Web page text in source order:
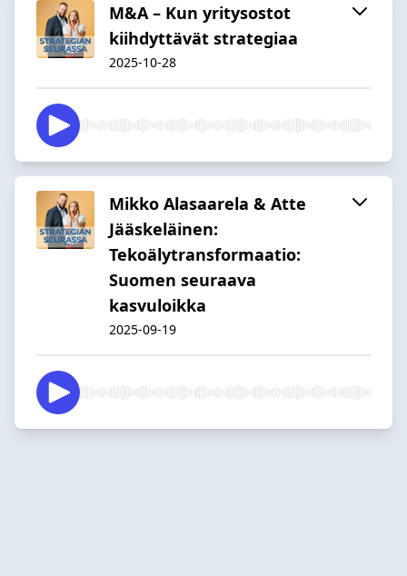
M&A – Kun yritysostot
kiihdyttävät strategiaa
2025-10-28
Mikko Alasaarela & Atte
Jääskeläinen:
Tekoälytransformaatio:
Suomen seuraava
kasvuloikka
2025-09-19